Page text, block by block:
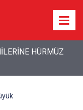
DUVARA TOSLADI